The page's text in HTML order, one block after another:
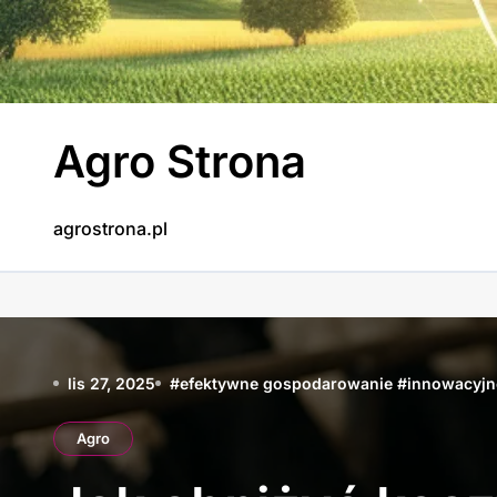
Skip
to
content
Agro Strona
agrostrona.pl
lis 27, 2025 #efektywne gospodarowanie #
Agro